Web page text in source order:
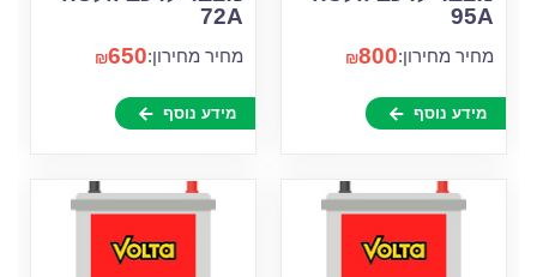
95A
מחיר מחירון: ₪800
מידע נוסף
72A
מחיר מחירון: ₪650
מידע נוסף